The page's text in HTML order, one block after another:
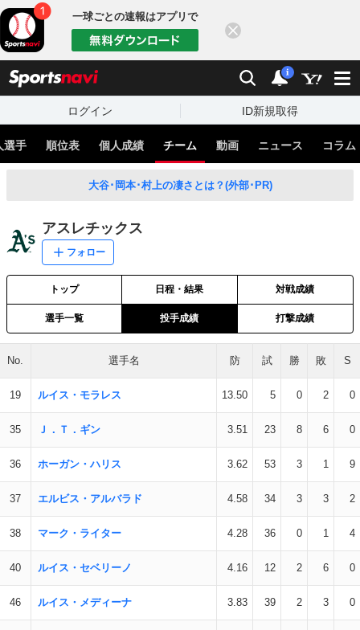
一球ごとの速報はアプリで
検索 通知
i
ログイン ID新規取得
選手 順位表 個人成績 チーム 動画 ニュース コラム
大谷･岡本･村上の凄さとは？(外部･PR)
アスレチックス
フォロー
トップ 日程・結果 対戦成績
選手一覧 投手成績 打撃成績
No. 選手名 防 試 勝 敗 S
19 ルイス・モラレス 13.50 5 0 2 0
35 Ｊ．Ｔ．ギン 3.51 23 8 6 0
36 ホーガン・ハリス 3.62 53 3 1 9
37 エルビス・アルバラド 4.58 34 3 3 2
38 マーク・ライター 4.28 36 0 1 4
40 ルイス・セベリーノ 4.16 12 2 6 0
46 ルイス・メディーナ 3.83 39 2 3 0